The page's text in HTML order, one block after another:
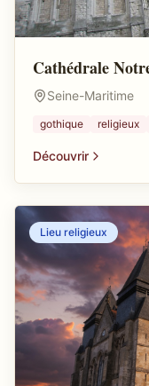
Cathédrale
Seine-Maritime
gothique religieux
Découvrir
Lieu religieux